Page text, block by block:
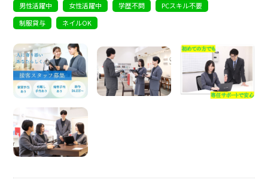
男性活躍中
女性活躍中 学歴不問
PCスキル不要
制服貸与
ネイルOK